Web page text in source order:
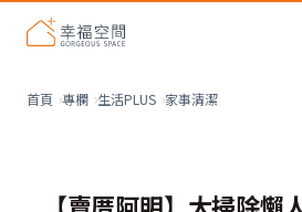
首頁 專欄 生活PLUS 家事清潔